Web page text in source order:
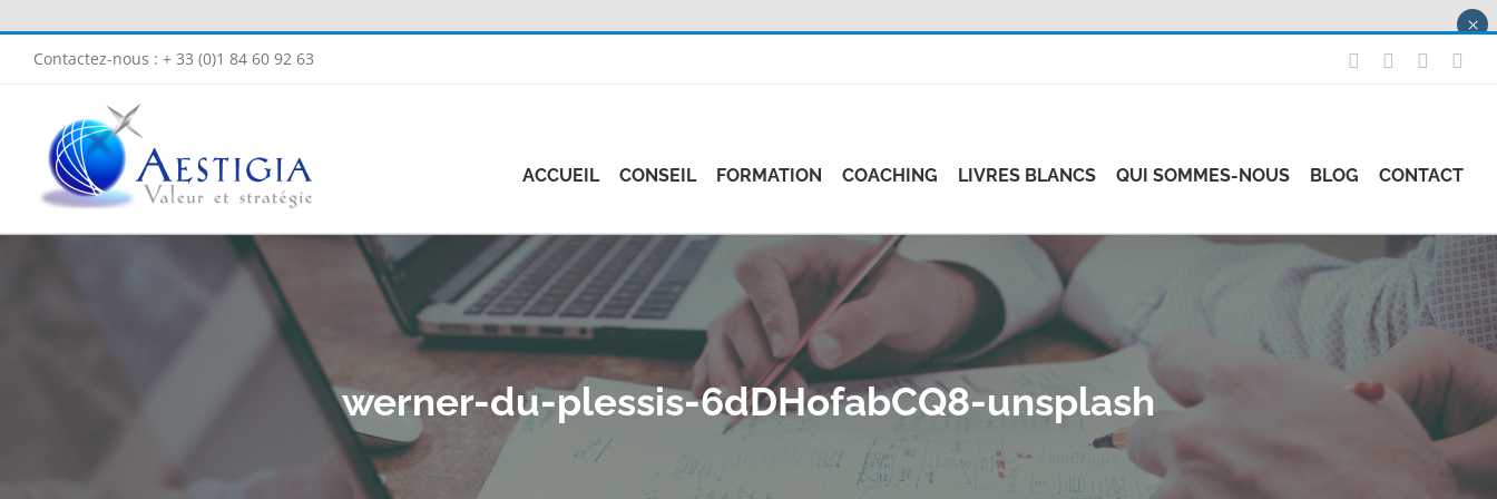
Contactez-nous : + 33 (0)1 84 60 92 63 LinkedIn
ACCUEIL CONSEIL FORMATION COACHING LIVRES BLANCS QUI SOMMES-NOUS BLOG CONTACT
werner-du-plessis-6dDHofabCQ8-unsplash
×